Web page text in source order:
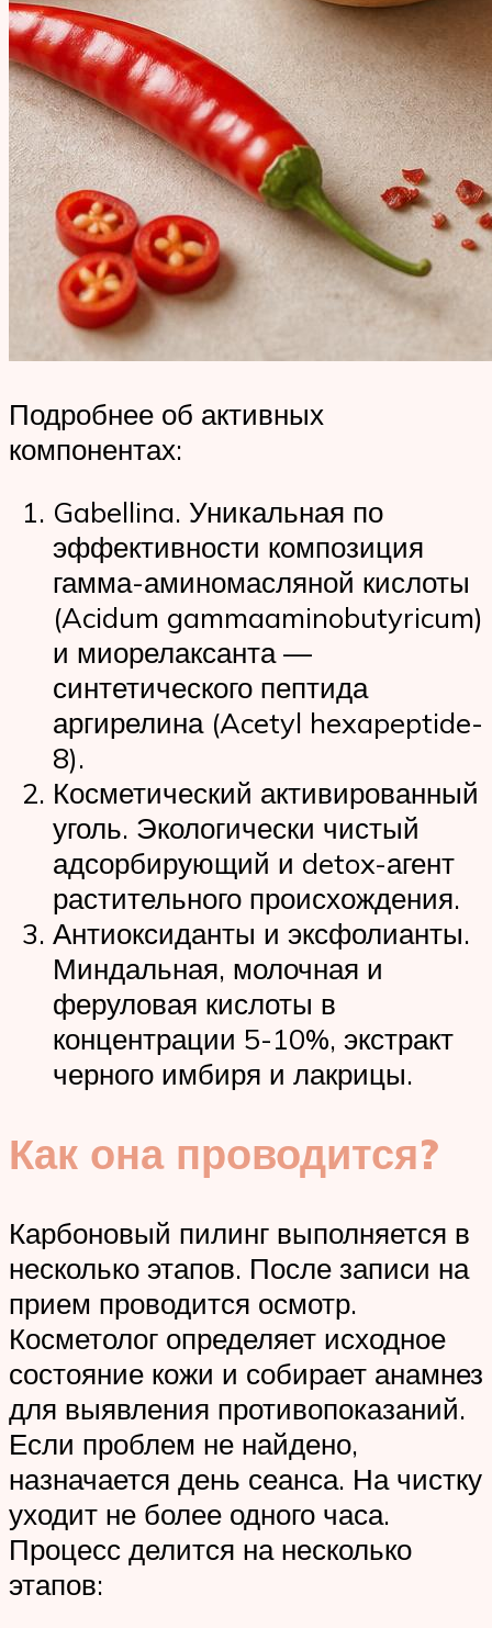
Подробнее об активных
компонентах:
Gabellina. Уникальная по
эффективности композиция
гамма-аминомасляной кислоты
(Acidum gammaaminobutyricum)
и миорелаксанта —
синтетического пептида
аргирелина (Acetyl hexapeptide-
8).
Косметический активированный
уголь. Экологически чистый
адсорбирующий и detox-агент
растительного происхождения.
Антиоксиданты и эксфолианты.
Миндальная, молочная и
феруловая кислоты в
концентрации 5-10%, экстракт
черного имбиря и лакрицы.
Как она проводится?
Карбоновый пилинг выполняется в
несколько этапов. После записи на
прием проводится осмотр.
Косметолог определяет исходное
состояние кожи и собирает анамнез
для выявления противопоказаний.
Если проблем не найдено,
назначается день сеанса. На чистку
уходит не более одного часа.
Процесс делится на несколько
этапов: